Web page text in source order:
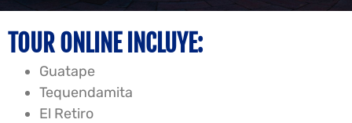
TOUR ONLINE INCLUYE:
Guatape
Tequendamita
El Retiro